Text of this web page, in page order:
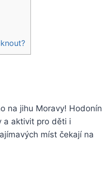
na jihu Moravy! Hodonín
a aktivit pro děti i
míst čekají na